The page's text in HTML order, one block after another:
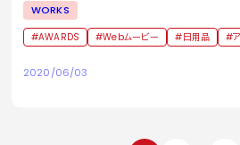
WORKS
AWARDS Webムービー 日用品
2020/06/03